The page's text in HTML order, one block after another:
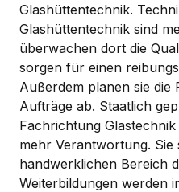
Glashüttentechnik.
Glashüttentechnik sind
überwachen dort die
sorgen für einen
Außerdem planen sie
Aufträge ab. Staatlich
Fachrichtung
mehr Verantwortung. Sie
handwerklichen Bereich
Weiterbildungen werden